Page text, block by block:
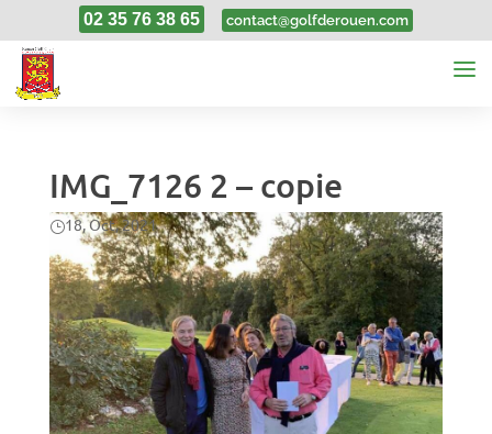
02 35 76 38 65 contact@golfderouen.com
IMG_7126 2 – copie
18, Oct, 2021